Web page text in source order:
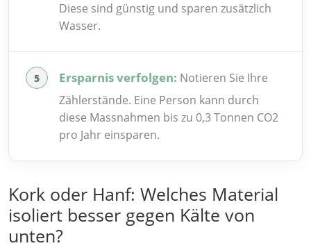
Diese sind günstig und sparen zusätzlich
Wasser.
Ersparnis verfolgen: Notieren Sie Ihre
Zählerstände. Eine Person kann durch
diese Massnahmen bis zu 0,3 Tonnen CO2
pro Jahr einsparen.
Kork oder Hanf: Welches Material
isoliert besser gegen Kälte von
unten?